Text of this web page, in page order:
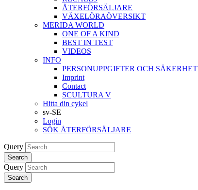
ÅTERFÖRSÄLJARE
VÄXELÖRAÖVERSIKT
MERIDA WORLD
ONE OF A KIND
BEST IN TEST
VIDEOS
INFO
PERSONUPPGIFTER OCH SÄKERHET
Imprint
Contact
SCULTURA V
Hitta din cykel
sv-SE
Login
SÖK ÅTERFÖRSÄLJARE
Query
Search
Query
Search